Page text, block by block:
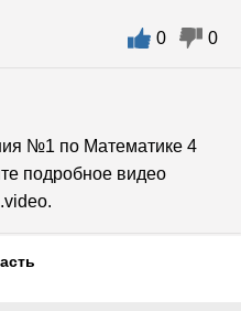
0 0
№1 по Математике 4
подробное видео